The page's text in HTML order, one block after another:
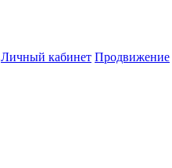
Личный кабинет Продвижение